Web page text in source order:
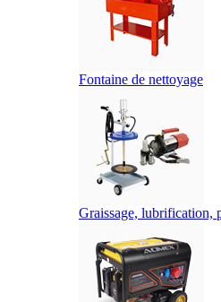
Fontaine de nettoyage
Graissage, lubrification,